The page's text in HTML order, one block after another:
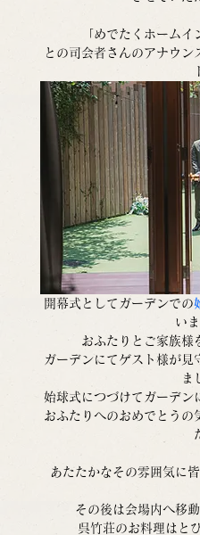
「めでたくホームイ
との司会者さんのアナウ
開幕式としてガーデンでの
い
おふたりとご家族様
ガーデンにてゲスト様が見
ま
始球式につづけてガーデン
おふたりへのおめでとうの
あたたかなその雰囲気に
その後は会場内へ移
呉竹荘のお料理はと